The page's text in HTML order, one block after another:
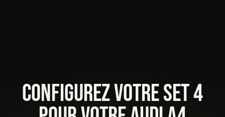
CONFIGUREZ VOTRE SET 4